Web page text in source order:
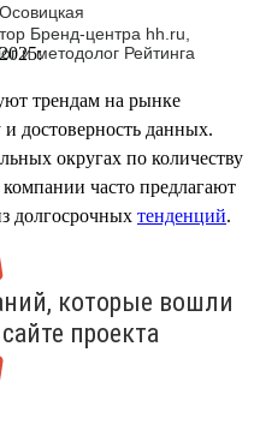
Бренд-центра hh.ru,
и методолог Рейтинга
трендам на рынке
достоверность данных.
округах по количеству
часто предлагают
долгосрочных тенденций.
которые вошли
проекта